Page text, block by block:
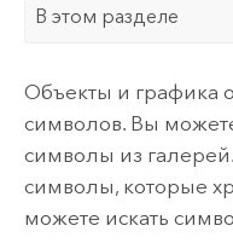
В этом разделе
Объекты и графика
символов. Вы
символы из
символы, которые
можете искать